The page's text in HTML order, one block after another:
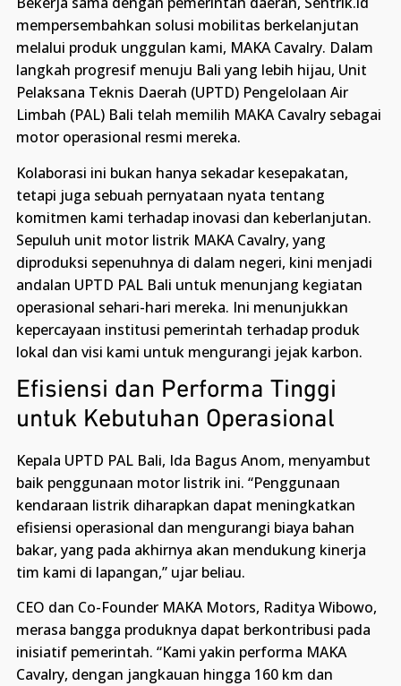
mempersembahkan solusi mobilitas berkelanjutan
melalui produk unggulan kami, MAKA Cavalry. Dalam
langkah progresif menuju Bali yang lebih hijau, Unit
Pelaksana Teknis Daerah (UPTD) Pengelolaan Air
Limbah (PAL) Bali telah memilih MAKA Cavalry sebagai
motor operasional resmi mereka.
Kolaborasi ini bukan hanya sekadar kesepakatan,
tetapi juga sebuah pernyataan nyata tentang
komitmen kami terhadap inovasi dan keberlanjutan.
Sepuluh unit motor listrik MAKA Cavalry, yang
diproduksi sepenuhnya di dalam negeri, kini menjadi
andalan UPTD PAL Bali untuk menunjang kegiatan
operasional sehari-hari mereka. Ini menunjukkan
kepercayaan institusi pemerintah terhadap produk
lokal dan visi kami untuk mengurangi jejak karbon.
Efisiensi dan Performa Tinggi
untuk Kebutuhan Operasional
Kepala UPTD PAL Bali, Ida Bagus Anom, menyambut
baik penggunaan motor listrik ini. “Penggunaan
kendaraan listrik diharapkan dapat meningkatkan
efisiensi operasional dan mengurangi biaya bahan
bakar, yang pada akhirnya akan mendukung kinerja
tim kami di lapangan,” ujar beliau.
CEO dan Co-Founder MAKA Motors, Raditya Wibowo,
merasa bangga produknya dapat berkontribusi pada
inisiatif pemerintah. “Kami yakin performa MAKA
Cavalry, dengan jangkauan hingga 160 km dan